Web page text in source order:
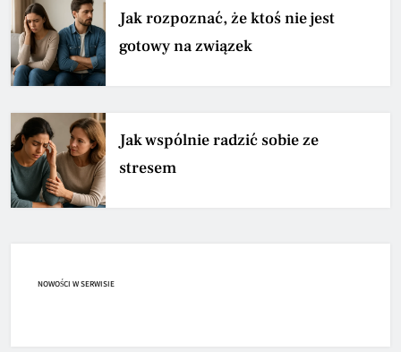
Jak rozpoznać, że ktoś nie jest
gotowy na związek
Jak wspólnie radzić sobie ze
stresem
NOWOŚCI W SERWISIE